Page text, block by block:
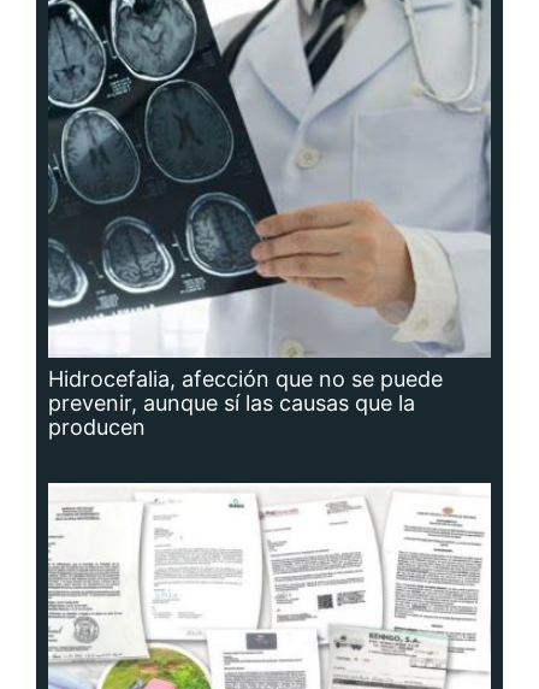
Hidrocefalia, afección que no se puede
prevenir, aunque sí las causas que la
producen